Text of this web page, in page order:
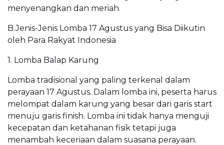
menyenangkan dan meriah.
B.Jenis-Jenis Lomba 17 Agustus yang Bisa Diikutin
oleh Para Rakyat Indonesia
1. Lomba Balap Karung
Lomba tradisional yang paling terkenal dalam
perayaan 17 Agustus. Dalam lomba ini, peserta harus
melompat dalam karung yang besar dari garis start
menuju garis finish. Lomba ini tidak hanya menguji
kecepatan dan ketahanan fisik tetapi juga
menambah keceriaan dalam suasana perayaan.